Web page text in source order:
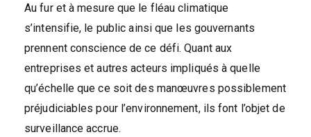
Au fur et à mesure que le fléau climatique
s’intensifie, le public ainsi que les gouvernants
prennent conscience de ce défi. Quant aux
entreprises et autres acteurs impliqués à quelle
qu’échelle que ce soit des manœuvres possiblement
préjudiciables pour l’environnement, ils font l’objet de
surveillance accrue.